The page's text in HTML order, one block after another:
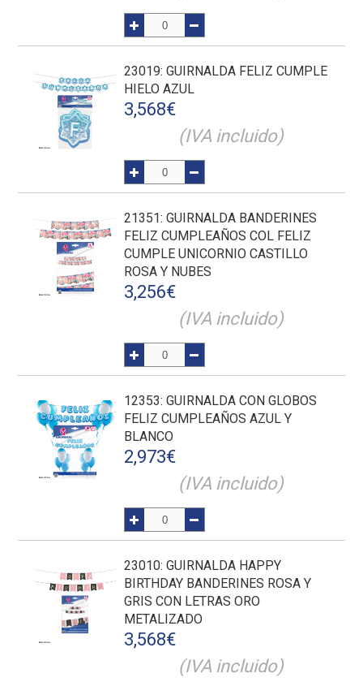
23019: GUIRNALDA FELIZ CUMPLE
HIELO AZUL
3,568€
(IVA incluido)
21351: GUIRNALDA BANDERINES
FELIZ CUMPLEAÑOS COL FELIZ
CUMPLE UNICORNIO CASTILLO
ROSA Y NUBES
3,256€
(IVA incluido)
12353: GUIRNALDA CON GLOBOS
FELIZ CUMPLEAÑOS AZUL Y
BLANCO
2,973€
(IVA incluido)
23010: GUIRNALDA HAPPY
BIRTHDAY BANDERINES ROSA Y
GRIS CON LETRAS ORO
METALIZADO
3,568€
(IVA incluido)